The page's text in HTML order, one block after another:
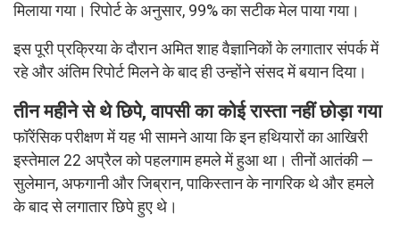
मिलाया गया। रिपोर्ट के अनुसार, 99% का सटीक मेल पाया गया।
इस पूरी प्रक्रिया के दौरान अमित शाह वैज्ञानिकों के लगातार संपर्क में
रहे और अंतिम रिपोर्ट मिलने के बाद ही उन्होंने संसद में बयान दिया।
तीन महीने से थे छिपे, वापसी का कोई रास्ता नहीं छोड़ा गया
फॉरेंसिक परीक्षण में यह भी सामने आया कि इन हथियारों का आखिरी
इस्तेमाल 22 अप्रैल को पहलगाम हमले में हुआ था। तीनों आतंकी —
सुलेमान, अफगानी और जिब्रान, पाकिस्तान के नागरिक थे और हमले
के बाद से लगातार छिपे हुए थे।